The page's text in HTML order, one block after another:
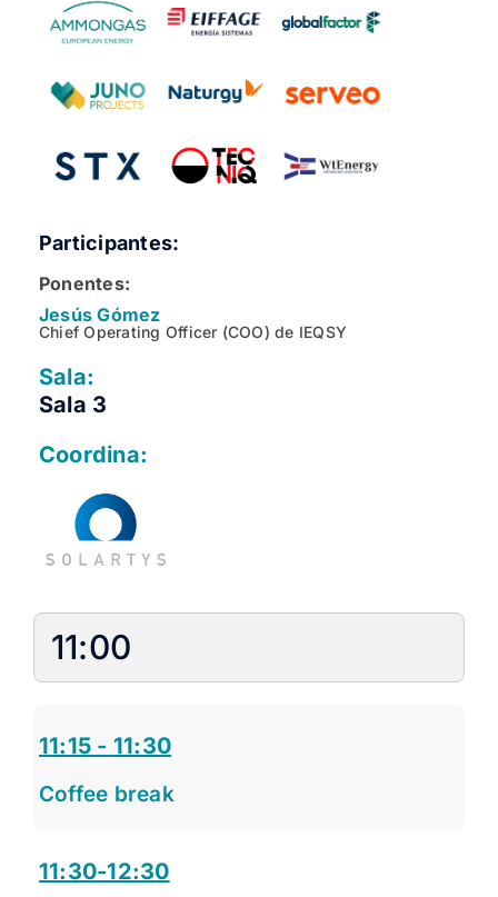
Participantes:
Ponentes:
Jesús Gómez
Chief Operating Officer (COO) de IEQSY
Sala:
Sala 3
Coordina:
11:00
11:15 - 11:30
Coffee break
11:30-12:30